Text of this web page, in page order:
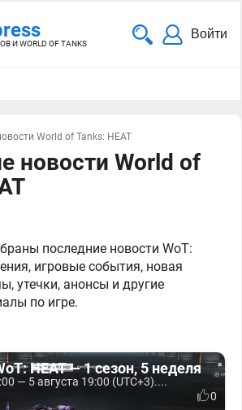
И WORLD OF TANKS
Войти
World of Tanks: HEAT
новости World of
последние новости WoT:
игровые события, новая
утечки, анонсы и другие
по игре.
HEAT — 1 сезон, 5 неделя
— 5 августа 19:00 (UTC+3)....
0